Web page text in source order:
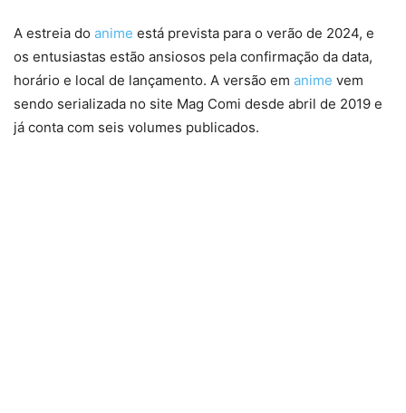
A estreia do anime está prevista para o verão de 2024, e
os entusiastas estão ansiosos pela confirmação da data,
horário e local de lançamento. A versão em anime vem
sendo serializada no site Mag Comi desde abril de 2019 e
já conta com seis volumes publicados.